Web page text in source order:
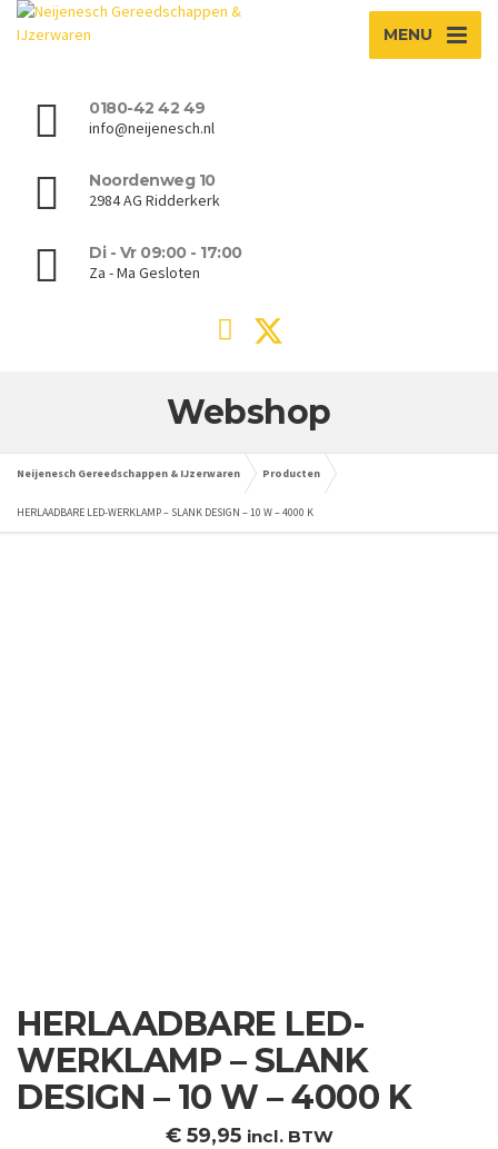
MENU
0180-42 42 49
info@neijenesch.nl
Noordenweg 10
2984 AG Ridderkerk
Di - Vr 09:00 - 17:00
Za - Ma Gesloten
Webshop
Neijenesch Gereedschappen & IJzerwaren Producten
HERLAADBARE LED-WERKLAMP – SLANK DESIGN – 10 W – 4000 K
HERLAADBARE LED-
WERKLAMP – SLANK
DESIGN – 10 W – 4000 K
€59,95 incl. BTW